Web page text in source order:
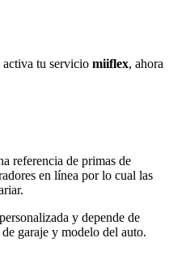
activa tu servicio miiflex, ahora
referencia de primas de
en línea por lo cual las
y depende de
garaje y modelo del auto.